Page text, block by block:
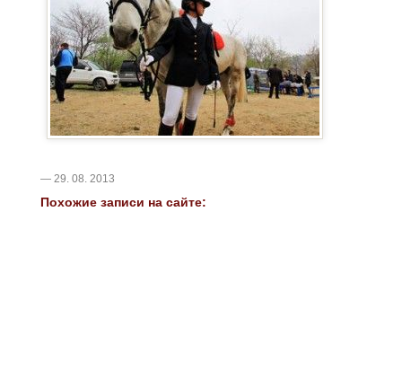
— 29. 08. 2013
Похожие записи на сайте: